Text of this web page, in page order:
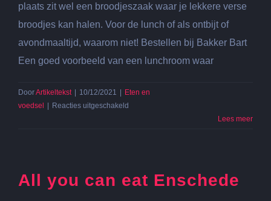
plaats zit wel een broodjeszaak waar je lekkere verse
broodjes kan halen. Voor de lunch of als ontbijt of
avondmaaltijd, waarom niet! Bestellen bij Bakker Bart
Een goed voorbeeld van een lunchroom waar
DoorArtikeltekst | 10/12/2021 | Eten en
voedsel | Reacties uitgeschakeld
Lees meer
All you can eat Enschede